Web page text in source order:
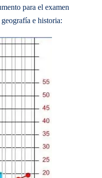
para el examen
e historia: